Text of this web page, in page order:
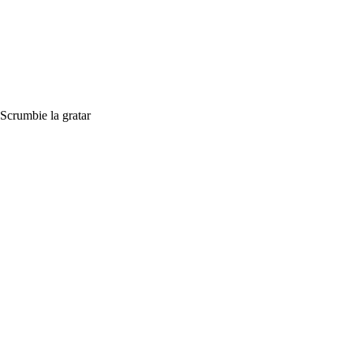
Scrumbie la gratar